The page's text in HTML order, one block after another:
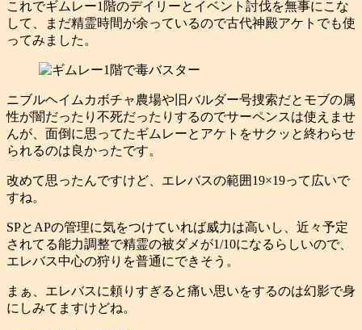
これでギムレー1階のデイリーとイベント討伐を無事にこな
して、まだ精霊時間が余っているので古代神殿アケトでも使
ってみました。
ニブルヘイムカボチャ農場や旧バルダー号捜索だとモブの属
性が闇だったり不死だったりするのでサーペンスは使えませ
んが、面倒に思ってたギムレーとアケトをサクッと終わらせ
られるのは良かったです。
改めて思ったんですけど、エレバスの範囲19×19って広いで
すね。
SPとAPの管理に気をつけていれば威力は高いし、近々予定
されてる能力調整で精霊の被ダメが1/10になるらしいので、
エレバス中心の狩りを普通にできそう。
まぁ、エレバスに頼りすぎると痛い思いをするのは幻影で身
にしみてますけどね。